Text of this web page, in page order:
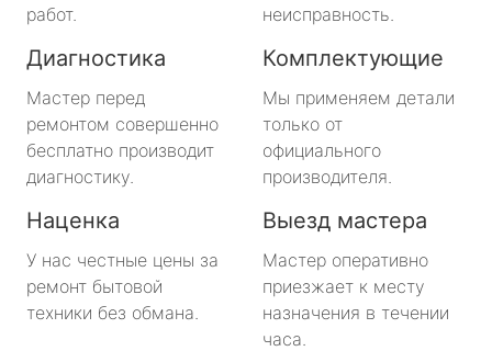
работ.
неисправность.
Диагностика
Мастер перед
ремонтом совершенно
бесплатно производит
диагностику.
Комплектующие
Мы применяем детали
только от
официального
производителя.
Наценка
У нас честные цены за
ремонт бытовой
техники без обмана.
Выезд мастера
Мастер оперативно
приезжает к месту
назначения в течении
часа.